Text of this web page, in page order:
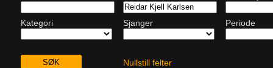
Kategori Sjanger Periode
Nullstill felter